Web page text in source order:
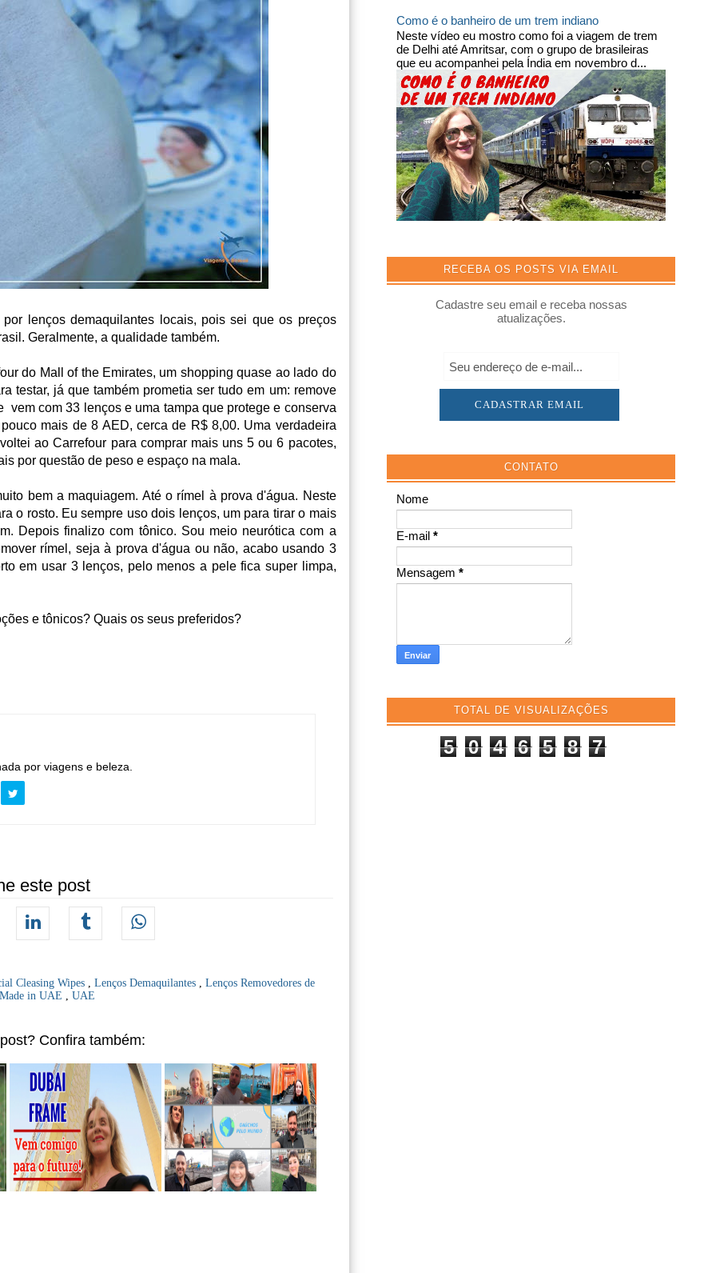
lenços demaquilantes locais, pois sei que os preços
Geralmente, a qualidade também.
do Mall of the Emirates, um shopping quase ao lado do
testar, já que também prometia ser tudo em um: remove
com 33 lenços e uma tampa que protege e conserva
mais de 8 AED, cerca de R$ 8,00. Uma verdadeira
ao Carrefour para comprar mais uns 5 ou 6 pacotes,
por questão de peso e espaço na mala.
bem a maquiagem. Até o rímel à prova d'água. Neste
o rosto. Eu sempre uso dois lenços, um para tirar o mais
Depois finalizo com tônico. Sou meio neurótica com a
rímel, seja à prova d'água ou não, acabo usando 3
em usar 3 lenços, pelo menos a pele fica super limpa,
e tônicos? Quais os seus preferidos?
por viagens e beleza.
este post
Cleasing Wipes ,Lenços Demaquilantes ,Lenços Removedores de
in UAE
UAE
Confira também:
Como é o banheiro de um trem indiano
Neste vídeo eu mostro como foi a viagem de trem
de Delhi até Amritsar, com o grupo de brasileiras
que eu acompanhei pela Índia em novembro d...
RECEBA OS POSTS VIA EMAIL
Cadastre seu email e receba nossas
atualizações.
CONTATO
Nome
E-mail *
Mensagem *
TOTAL DE VISUALIZAÇÕES
5 0 4 6 5 8 7